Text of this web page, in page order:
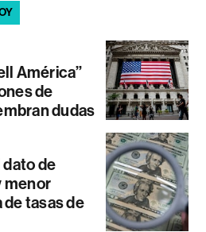
América”
de
dudas
dato de
menor
tasas de